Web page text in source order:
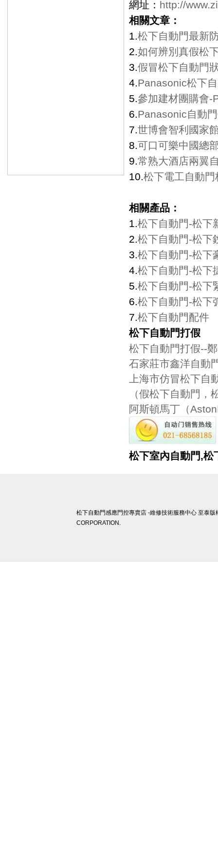
網址： http://
相關文章：
1.松下自動門最新
2.如何辨別真假松
3.假冒松下自動門
4.Panasonic松下
5.參加建材團購會-
6.Panasonic自動
7.世博會智利國家
8.可口可樂中國總
9.常熟大酒店兩翼
10.松下電工自動
相關產品：
1.松下自動門-松下
2.松下自動門-松下
3.松下自動門-松下
4.松下自動門-松下
5.松下自動門-松下
6.松下自動門-松下
7.松下自動門配件
松下自動門打假
松下自動門打假--
石家莊市鑫洋自動
上海市仿冒松下
（假松下自動門
阿斯頓馬丁（
松下室內自動門,
松下自動門感應門控專賣店 -維修技術服務中心 至泰
CORPORATION.